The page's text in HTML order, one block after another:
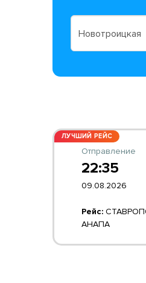
ЛУЧШИЙ РЕЙС
Отправление
22:35
09.08.2026
Рейс:
АНАПА